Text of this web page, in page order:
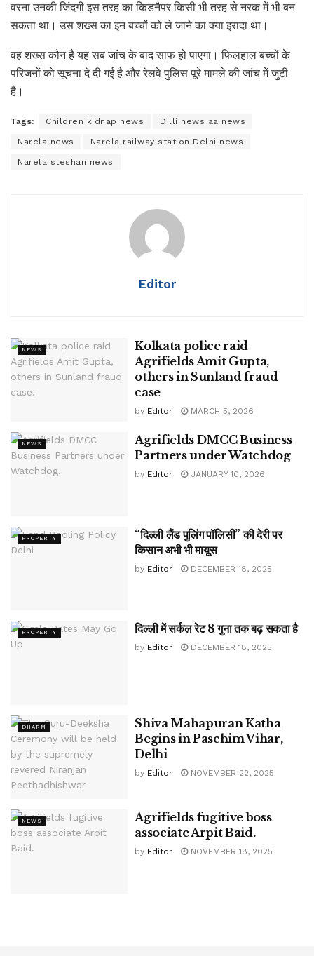
वरना उनकी जिंदगी इस तरह का किडनैपर किसी भी तरह से नरक में भी बन
सकता था। उस शख्स का इन बच्चों को ले जाने का क्या इरादा था।
वह शख्स कौन है यह सब जांच के बाद साफ हो पाएगा। फिलहाल बच्चों के
परिजनों को सूचना दे दी गई है और रेलवे पुलिस पूरे मामले की जांच में जुटी
है।
Tags: Children kidnap news Dilli news aa news
Narela news Narela railway station Delhi news
Narela steshan news
Editor
NEWS
Kolkata police raid
Agrifields Amit Gupta,
others in Sunland fraud
case
by Editor MARCH 5, 2026
NEWS
Agrifields DMCC Business
Partners under Watchdog
by Editor JANUARY 10, 2026
PROPERTY
“दिल्ली लैंड पुलिंग पॉलिसी” की देरी पर
किसान अभी भी मायूस
by Editor DECEMBER 18, 2025
PROPERTY दिल्ली में सर्कल रेट 8 गुना तक बढ़ सकता है
by Editor DECEMBER 18, 2025
DHARM
Shiva Mahapuran Katha
Begins in Paschim Vihar,
Delhi
by Editor NOVEMBER 22, 2025
NEWS
Agrifields fugitive boss
associate Arpit Baid.
by Editor NOVEMBER 18, 2025